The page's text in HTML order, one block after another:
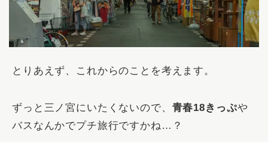
とりあえず、これからのことを考えます。
ずっと三ノ宮にいたくないので、 青春18きっぷや
バスなんかでプチ旅行ですかね…？